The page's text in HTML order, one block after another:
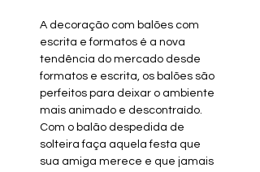
A decoração com balões com
escrita e formatos é a nova
tendência do mercado desde
formatos e escrita, os balões são
perfeitos para deixar o ambiente
mais animado e descontraído.
Com o balão despedida de
solteira faça aquela festa que
sua amiga merece e que jamais